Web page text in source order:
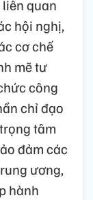
quan
hội nghị,
cơ chế
mẽ tư
công
chỉ đạo
tâm
đảm các
ương,
hành